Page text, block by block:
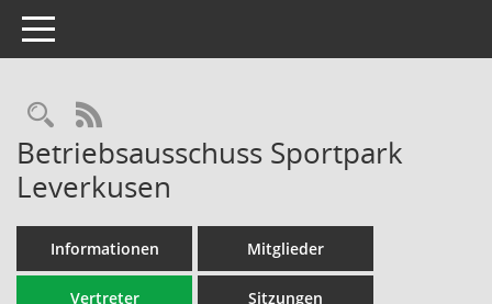
Toggle navigation
Rechercheauswahl
RSS-Feed
Betriebsausschuss Sportpark
Leverkusen
Informationen Mitglieder
Vertreter Sitzungen